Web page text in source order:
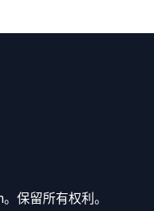
保留所有权利。